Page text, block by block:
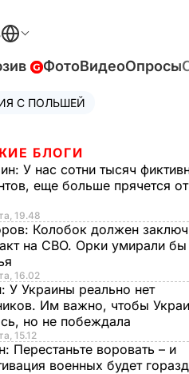
ФотоВидеоОпросы
С ПОЛЬШЕЙ
БЛОГИ
У нас сотни тысяч
еще больше прячется от
19.48
Колобок должен
на СВО. Орки умирали бы
16.02
У Украины реально нет
Им важно, чтобы
но не побеждала
15.12
Перестаньте воровать – и
военных будет